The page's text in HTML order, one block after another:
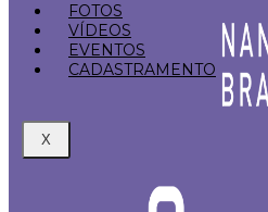
FOTOS
VÍDEOS
EVENTOS
CADASTRAMENTO
X